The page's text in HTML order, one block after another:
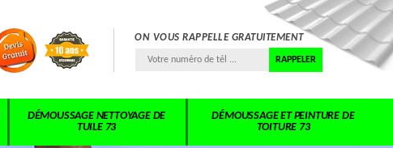
ON VOUS RAPPELLE GRATUITEMENT
DÉMOUSSAGE NETTOYAGE DE
TUILE 73
DÉMOUSSAGE ET PEINTURE DE
TOITURE 73